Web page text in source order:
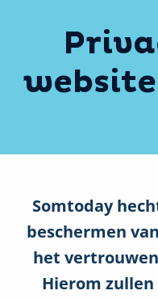
Somtoday
beschermen
het
Hierom